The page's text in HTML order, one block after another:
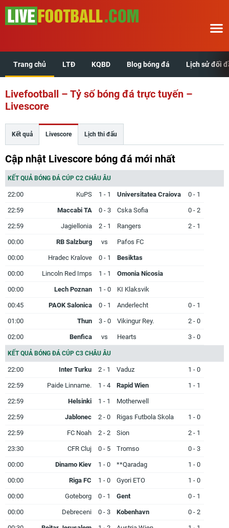
Trang chủ LTĐ KQBD Blog bóng đá Lịch sử đối
Livefootball – Tỷ số bóng đá trực tuyến –
Livescore
Kết quả Livescore Lịch thi đấu
Cập nhật Livescore bóng đá mới nhất
KẾT QUẢ BÓNG ĐÁ CÚP C2 CHÂU ÂU
22:00 KuPS 1 - 1 Universitatea Craiova 0 - 1
22:59 Maccabi TA 0 - 3 Cska Sofia 0 - 2
22:59 Jagiellonia 2 - 1 Rangers 2 - 1
00:00 RB Salzburg vs Pafos FC
00:00 Hradec Kralove 0 - 1 Besiktas
00:00 Lincoln Red Imps 1 - 1 Omonia Nicosia
00:00 Lech Poznan 1 - 0 KI Klaksvik
00:45 PAOK Salonica 0 - 1 Anderlecht 0 - 1
01:00 Thun 3 - 0 Vikingur Rey. 2 - 0
02:00 Benfica vs Hearts 3 - 0
KẾT QUẢ BÓNG ĐÁ CÚP C3 CHÂU ÂU
22:00 Inter Turku 2 - 1 Vaduz 1 - 0
22:59 Paide Linname. 1 - 4 Rapid Wien 1 - 1
22:59 Helsinki 1 - 1 Motherwell
22:59 Jablonec 2 - 0 Rigas Futbola Skola 1 - 0
22:59 FC Noah 2 - 2 Sion 2 - 1
23:30 CFR Cluj 0 - 5 Tromso 0 - 3
00:00 Dinamo Kiev 1 - 0 **Qaradag 1 - 0
00:00 Riga FC 1 - 0 Gyori ETO 1 - 0
00:00 Goteborg 0 - 1 Gent 0 - 1
00:00 Debreceni 0 - 3 Kobenhavn 0 - 2
Trang chủ
LTĐ
KQBD
Lịch sử đối đầu